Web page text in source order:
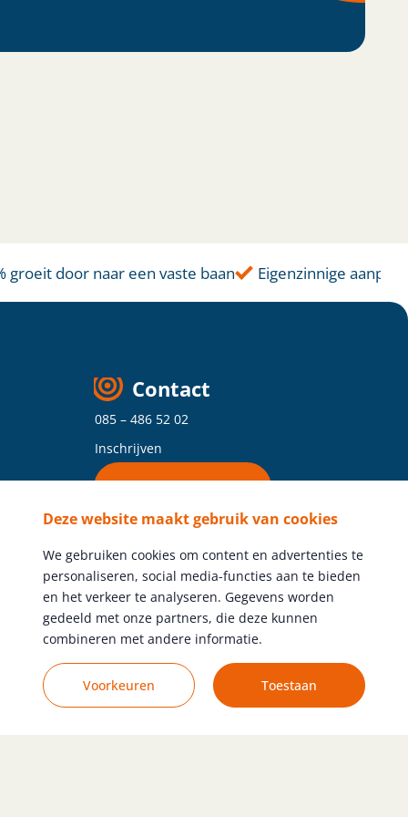
Deze website maakt gebruik van cookies
We gebruiken cookies om content en advertenties te
personaliseren, social media-functies aan te bieden
en het verkeer te analyseren. Gegevens worden
gedeeld met onze partners, die deze kunnen
combineren met andere informatie.
Voorkeuren Toestaan
door naar een vaste baan Eigenzinnige aanpak
Contact
085 – 486 52 02
Inschrijven
Vind je vestiging
Volg ons
Gratis vacature plaatsen